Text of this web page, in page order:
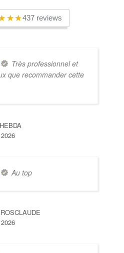
437 reviews
Très professionnel et
que recommander cette
Au top